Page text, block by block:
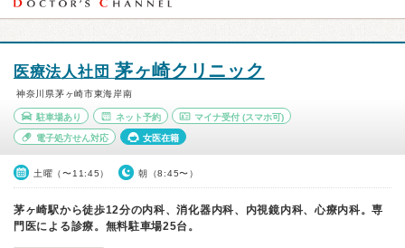
医療法人社団 茅ヶ崎クリニック
神奈川県茅ヶ崎市東海岸南
駐車場あり ネット予約 マイナ受付 (スマホ可)
電子処方せん対応 女医在籍
土曜（〜11:45） 朝（8:45〜）
茅ヶ崎駅から徒歩12分の内科、消化器内科、内視鏡内科、心療内科。専
門医による診療。無料駐車場25台。